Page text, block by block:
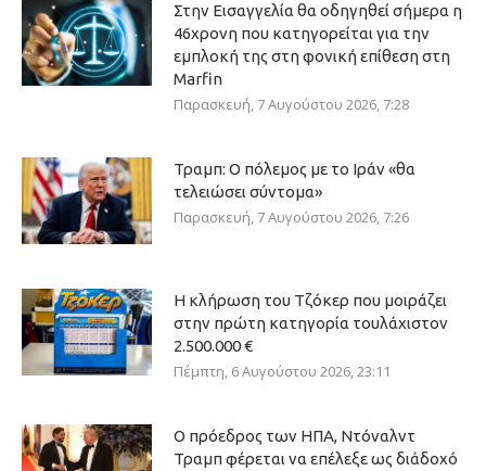
Στην Εισαγγελία θα οδηγηθεί σήμερα η
46χρονη που κατηγορείται για την
εμπλοκή της στη φονική επίθεση στη
Marfin
Παρασκευή, 7 Αυγούστου 2026, 7:28
Τραμπ: Ο πόλεμος με το Ιράν «θα
τελειώσει σύντομα»
Παρασκευή, 7 Αυγούστου 2026, 7:26
Η κλήρωση του Τζόκερ που μοιράζει
στην πρώτη κατηγορία τουλάχιστον
2.500.000 €
Πέμπτη, 6 Αυγούστου 2026, 23:11
Ο πρόεδρος των ΗΠΑ, Ντόναλντ
Τραμπ φέρεται να επέλεξε ως διάδοχό